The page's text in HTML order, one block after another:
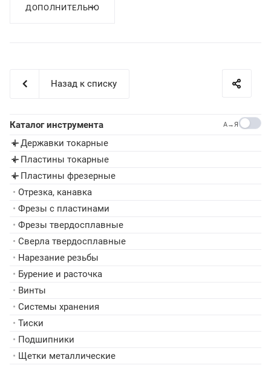
ДОПОЛНИТЕЛЬНО
Назад к списку
Каталог инструмента A→Я
▸ Державки токарные
▸ Пластины токарные
▸ Пластины фрезерные
• Отрезка, канавка
• Фрезы с пластинами
• Фрезы твердосплавные
• Сверла твердосплавные
• Нарезание резьбы
• Бурение и расточка
• Винты
• Системы хранения
• Тиски
• Подшипники
• Щетки металлические